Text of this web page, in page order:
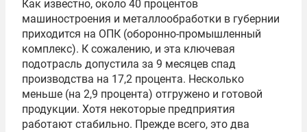
Как известно, около 40 процентов
машиностроения и металлообработки в губернии
приходится на ОПК (оборонно-промышленный
комплекс). К сожалению, и эта ключевая
подотрасль допустила за 9 месяцев спад
производства на 17,2 процента. Несколько
меньше (на 2,9 процента) отгружено и готовой
продукции. Хотя некоторые предприятия
работают стабильно. Прежде всего, это два